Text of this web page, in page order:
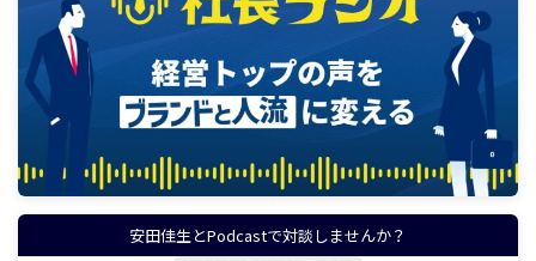
安田佳生とPodcastで対談しませんか？